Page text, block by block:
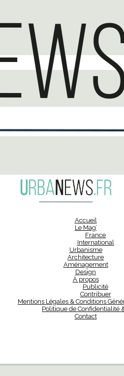
Accueil
Le Mag’
France
International
Urbanisme
Architecture
Aménagement
Design
À propos
Publicité
Contribuer
Mentions Légales & Conditions
Politique de Confidentialité
Contact